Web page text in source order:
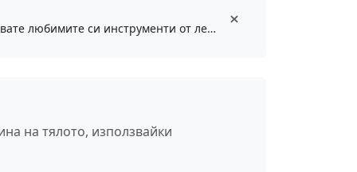
Инсталирайте безплатното разширение за браузър, за да запазвате и достъпвате любимите си инструменти от лентата с инструменти
на тялото, използвайки